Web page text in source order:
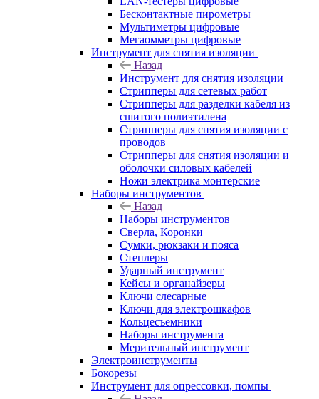
Бесконтактные пирометры
Мультиметры цифровые
Мегаомметры цифровые
Инструмент для снятия изоляции
Назад
Инструмент для снятия изоляции
Стрипперы для сетевых работ
Стрипперы для разделки кабеля из
сшитого полиэтилена
Cтрипперы для снятия изоляции с
проводов
Стрипперы для снятия изоляции и
оболочки силовых кабелей
Ножи электрика монтерские
Наборы инструментов
Назад
Наборы инструментов
Сверла, Коронки
Сумки, рюкзаки и пояса
Степлеры
Ударный инструмент
Кейсы и органайзеры
Ключи слесарные
Ключи для электрошкафов
Кольцесъемники
Наборы инструмента
Мерительный инструмент
Электроинструменты
Бокорезы
Инструмент для опрессовки, помпы